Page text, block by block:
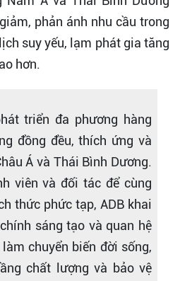
phản ánh nhu cầu trong
suy yếu, lạm phát gia tăng
hơn.
triển đa phương hàng
đồng đều, thích ứng và
Á và Thái Bình Dương.
viên và đối tác để cùng
thức phức tạp, ADB khai
sáng tạo và quan hệ
chuyển biến đời sống,
chất lượng và bảo vệ